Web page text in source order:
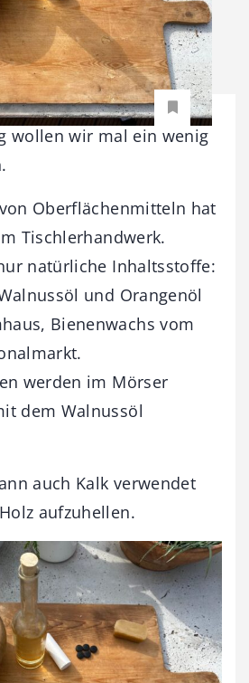
wollen wir mal ein wenig
Oberflächenmitteln hat
Tischlerhandwerk.
natürliche Inhaltsstoffe:
und Orangenöl
Bienenwachs vom
werden im Mörser
dem Walnussöl
auch Kalk verwendet
aufzuhellen.